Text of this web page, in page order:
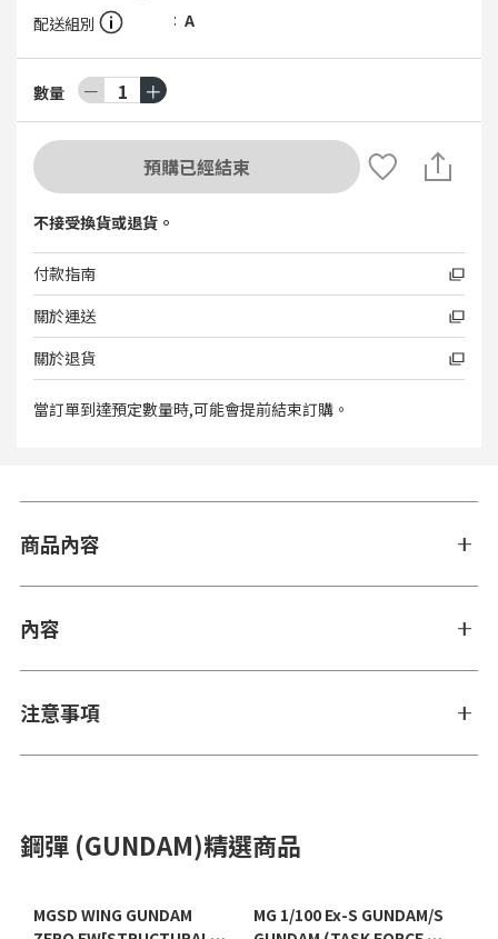
配送組別
A
數量 － 1 ＋
預購已經結束
不接受換貨或退貨。
付款指南
關於運送
關於退貨
當訂單到達預定數量時,可能會提前結束訂購。
商品內容
內容
注意事項
鋼彈 (GUNDAM)精選商品
MGSD WING GUNDAM
MG 1/100 Ex-S GUNDAM/S